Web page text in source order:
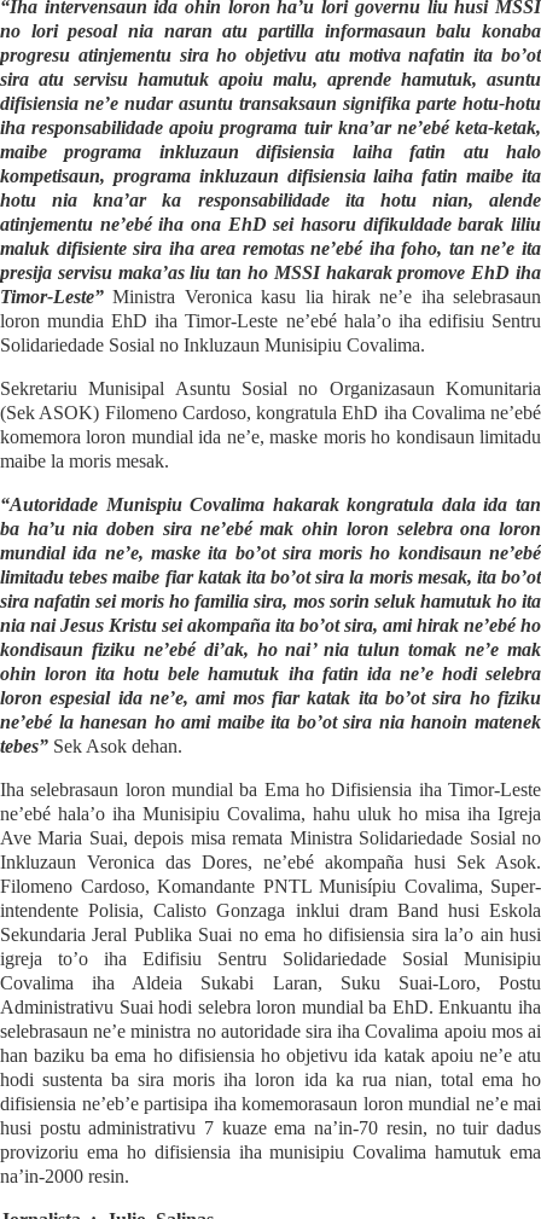
“Iha intervensaun ida ohin loron ha’u lori governu liu husi MSSI
no lori pesoal nia naran atu partilla informasaun balu konaba
progresu atinjementu sira ho objetivu atu motiva nafatin ita bo’ot
sira atu servisu hamutuk apoiu malu, aprende hamutuk, asuntu
difisiensia ne’e nudar asuntu transaksaun signifika parte hotu-hotu
iha responsabilidade apoiu programa tuir kna’ar ne’ebé keta-ketak,
maibe programa inkluzaun difisiensia laiha fatin atu halo
kompetisaun, programa inkluzaun difisiensia laiha fatin maibe ita
hotu nia kna’ar ka responsabilidade ita hotu nian, alende
atinjementu ne’ebé iha ona EhD sei hasoru difikuldade barak liliu
maluk difisiente sira iha area remotas ne’ebé iha foho, tan ne’e ita
presija servisu maka’as liu tan ho MSSI hakarak promove EhD iha
Timor-Leste” Ministra Veronica kasu lia hirak ne’e iha selebrasaun
loron mundia EhD iha Timor-Leste ne’ebé hala’o iha edifisiu Sentru
Solidariedade Sosial no Inkluzaun Munisipiu Covalima.
Sekretariu Munisipal Asuntu Sosial no Organizasaun Komunitaria
(Sek ASOK) Filomeno Cardoso, kongratula EhD iha Covalima ne’ebé
komemora loron mundial ida ne’e, maske moris ho kondisaun limitadu
maibe la moris mesak.
“Autoridade Munispiu Covalima hakarak kongratula dala ida tan
ba ha’u nia doben sira ne’ebé mak ohin loron selebra ona loron
mundial ida ne’e, maske ita bo’ot sira moris ho kondisaun ne’ebé
limitadu tebes maibe fiar katak ita bo’ot sira la moris mesak, ita bo’ot
sira nafatin sei moris ho familia sira, mos sorin seluk hamutuk ho ita
nia nai Jesus Kristu sei akompaña ita bo’ot sira, ami hirak ne’ebé ho
kondisaun fiziku ne’ebé di’ak, ho nai’ nia tulun tomak ne’e mak
ohin loron ita hotu bele hamutuk iha fatin ida ne’e hodi selebra
loron espesial ida ne’e, ami mos fiar katak ita bo’ot sira ho fiziku
ne’ebé la hanesan ho ami maibe ita bo’ot sira nia hanoin matenek
tebes” Sek Asok dehan.
Iha selebrasaun loron mundial ba Ema ho Difisiensia iha Timor-Leste
ne’ebé hala’o iha Munisipiu Covalima, hahu uluk ho misa iha Igreja
Ave Maria Suai, depois misa remata Ministra Solidariedade Sosial no
Inkluzaun Veronica das Dores, ne’ebé akompaña husi Sek Asok.
Filomeno Cardoso, Komandante PNTL Munisípiu Covalima, Super-
intendente Polisia, Calisto Gonzaga inklui dram Band husi Eskola
Sekundaria Jeral Publika Suai no ema ho difisiensia sira la’o ain husi
igreja to’o iha Edifisiu Sentru Solidariedade Sosial Munisipiu
Covalima iha Aldeia Sukabi Laran, Suku Suai-Loro, Postu
Administrativu Suai hodi selebra loron mundial ba EhD. Enkuantu iha
selebrasaun ne’e ministra no autoridade sira iha Covalima apoiu mos ai
han baziku ba ema ho difisiensia ho objetivu ida katak apoiu ne’e atu
hodi sustenta ba sira moris iha loron ida ka rua nian, total ema ho
difisiensia ne’eb’e partisipa iha komemorasaun loron mundial ne’e mai
husi postu administrativu 7 kuaze ema na’in-70 resin, no tuir dadus
provizoriu ema ho difisiensia iha munisipiu Covalima hamutuk ema
na’in-2000 resin.